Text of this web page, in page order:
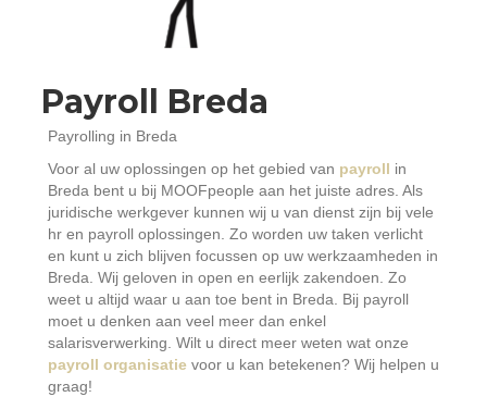
Payroll Breda
Payrolling in Breda
Voor al uw oplossingen op het gebied van payroll in
Breda bent u bij MOOFpeople aan het juiste adres. Als
juridische werkgever kunnen wij u van dienst zijn bij vele
hr en payroll oplossingen. Zo worden uw taken verlicht
en kunt u zich blijven focussen op uw werkzaamheden in
Breda. Wij geloven in open en eerlijk zakendoen. Zo
weet u altijd waar u aan toe bent in Breda. Bij payroll
moet u denken aan veel meer dan enkel
salarisverwerking. Wilt u direct meer weten wat onze
payroll organisatie voor u kan betekenen? Wij helpen u
graag!